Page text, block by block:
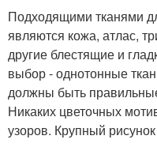
Подходящими тканями
являются кожа, атлас,
другие блестящие и
выбор - однотонные
должны быть
Никаких цветочных
узоров. Крупный рисунок